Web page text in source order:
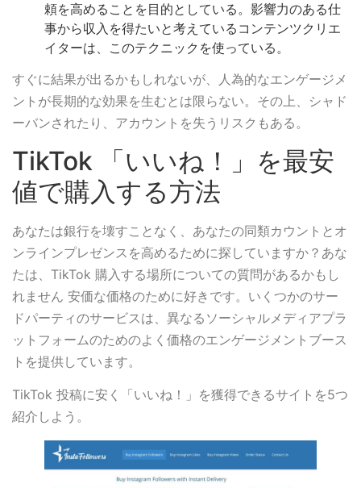
頼を高めることを目的としている。影響力のある仕
事から収入を得たいと考えているコンテンツクリエ
イターは、このテクニックを使っている。
すぐに結果が出るかもしれないが、人為的なエンゲージメ
ントが長期的な効果を生むとは限らない。その上、シャド
ーバンされたり、アカウントを失うリスクもある。
TikTok 「いいね！」を最安
値で購入する方法
あなたは銀行を壊すことなく、あなたの同類カウントとオ
ンラインプレゼンスを高めるために探していますか？あな
たは、TikTok 購入する場所についての質問があるかもし
れません 安価な価格のために好きです。いくつかのサー
ドパーティのサービスは、異なるソーシャルメディアプラ
ットフォームのためのよく価格のエンゲージメントブース
トを提供しています。
TikTok 投稿に安く「いいね！」を獲得できるサイトを5つ
紹介しよう。